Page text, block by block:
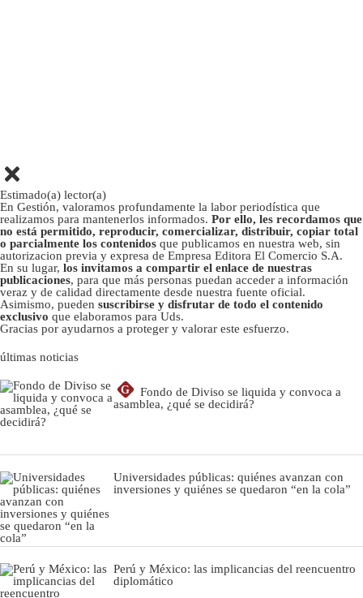
Estimado(a) lector(a)
En Gestión, valoramos profundamente la labor periodística que
realizamos para mantenerlos informados. Por ello, les recordamos que
no está permitido, reproducir, comercializar, distribuir, copiar total
o parcialmente los contenidos que publicamos en nuestra web, sin
autorizacion previa y expresa de Empresa Editora El Comercio S.A.
En su lugar, los invitamos a compartir el enlace de nuestras
publicaciones, para que más personas puedan acceder a información
veraz y de calidad directamente desde nuestra fuente oficial.
Asimismo, pueden suscribirse y disfrutar de todo el contenido
exclusivo que elaboramos para Uds.
Gracias por ayudarnos a proteger y valorar este esfuerzo.
últimas noticias
G
Fondo de Diviso se liquida y convoca a
asamblea, ¿qué se decidirá?
Universidades públicas: quiénes avanzan con
inversiones y quiénes se quedaron “en la cola”
Perú y México: las implicancias del reencuentro
diplomático